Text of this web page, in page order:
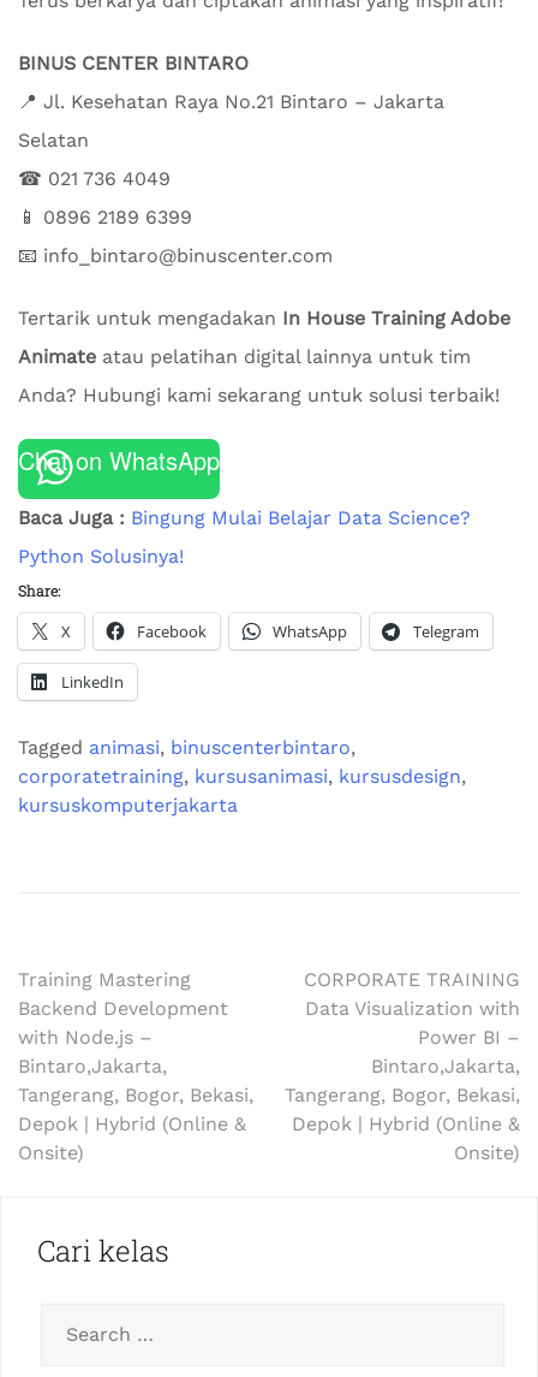
BINUS CENTER BINTARO
📍 Jl. Kesehatan Raya No.21 Bintaro – Jakarta
Selatan
☎ 021 736 4049
📱 0896 2189 6399
📧 info_bintaro@binuscenter.com
Tertarik untuk mengadakan In House Training Adobe
Animate atau pelatihan digital lainnya untuk tim
Anda? Hubungi kami sekarang untuk solusi terbaik!
Chat on WhatsApp
Baca Juga : Bingung Mulai Belajar Data Science?
Python Solusinya!
Share:
X Facebook WhatsApp Telegram
LinkedIn
Tagged animasi, binuscenterbintaro,
corporatetraining, kursusanimasi, kursusdesign,
kursuskomputerjakarta
Training Mastering
Backend Development
with Node.js –
Bintaro,Jakarta,
Tangerang, Bogor, Bekasi,
Depok | Hybrid (Online &
Onsite)
CORPORATE TRAINING
Data Visualization with
Power BI –
Bintaro,Jakarta,
Tangerang, Bogor, Bekasi,
Depok | Hybrid (Online &
Onsite)
Cari kelas